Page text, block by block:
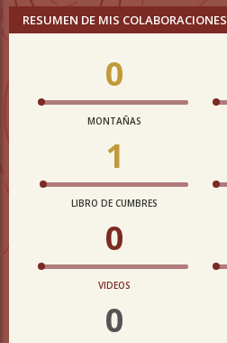
RESUMEN DE MIS COLABORACIONES
0
MONTAÑAS
1
LIBRO DE CUMBRES
0
VIDEOS
0